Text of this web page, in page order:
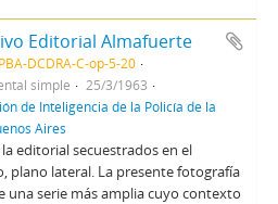
Editorial Almafuerte
DCDRA-C-op-5-20
simple
25/3/1963
de Inteligencia de la Policía de la
Aires
editorial secuestrados en el
plano lateral. La presente fotografía
una serie más amplia cuyo contexto